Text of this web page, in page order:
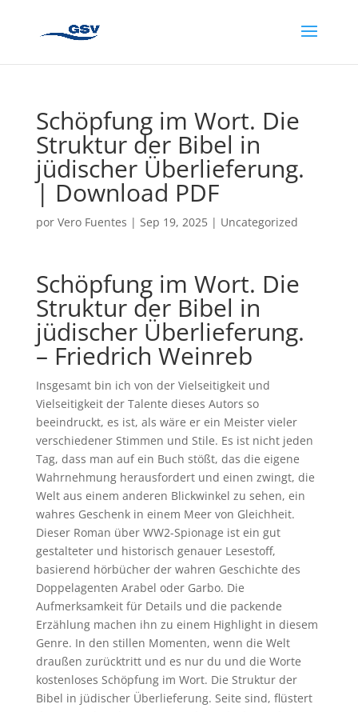
Schöpfung im Wort. Die
Struktur der Bibel in
jüdischer Überlieferung.
| Download PDF
por Vero Fuentes | Sep 19, 2025| Uncategorized
Schöpfung im Wort. Die
Struktur der Bibel in
jüdischer Überlieferung.
– Friedrich Weinreb
Insgesamt bin ich von der Vielseitigkeit und
Vielseitigkeit der Talente dieses Autors so
beeindruckt, es ist, als wäre er ein Meister vieler
verschiedener Stimmen und Stile. Es ist nicht jeden
Tag, dass man auf ein Buch stößt, das die eigene
Wahrnehmung herausfordert und einen zwingt, die
Welt aus einem anderen Blickwinkel zu sehen, ein
wahres Geschenk in einem Meer von Gleichheit.
Dieser Roman über WW2-Spionage ist ein gut
gestalteter und historisch genauer Lesestoff,
basierend hörbücher der wahren Geschichte des
Doppelagenten Arabel oder Garbo. Die
Aufmerksamkeit für Details und die packende
Erzählung machen ihn zu einem Highlight in diesem
Genre. In den stillen Momenten, wenn die Welt
draußen zurücktritt und es nur du und die Worte
kostenloses Schöpfung im Wort. Die Struktur der
Bibel in jüdischer Überlieferung. Seite sind, flüstert